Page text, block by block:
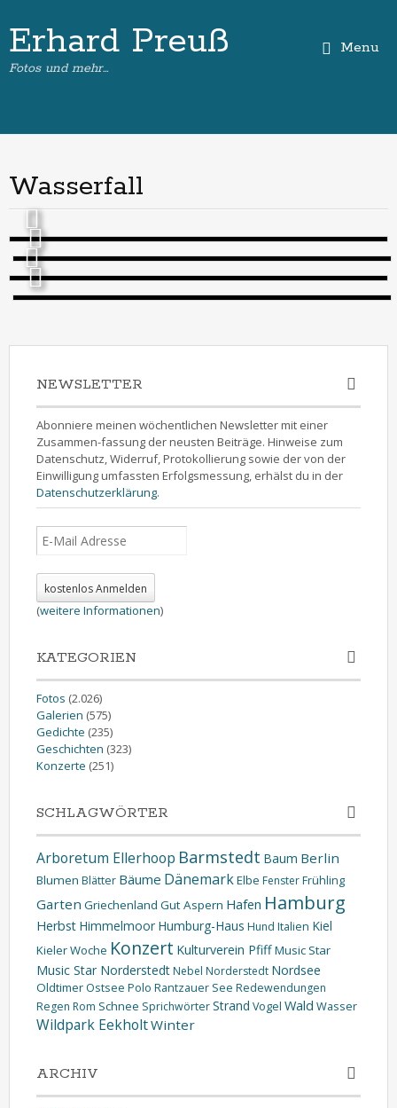
Erhard Preuß
Fotos und mehr…
Menu
Wasserfall
NEWSLETTER
Abonniere meinen wöchentlichen Newsletter mit einer
Zusammen-fassung der neusten Beiträge. Hinweise zum
Datenschutz, Widerruf, Protokollierung sowie der von der
Einwilligung umfassten Erfolgsmessung, erhälst du in der
Datenschutzerklärung.
(weitere Informationen)
KATEGORIEN
Fotos (2.026)
Galerien (575)
Gedichte (235)
Geschichten (323)
Konzerte (251)
SCHLAGWÖRTER
Arboretum Ellerhoop Barmstedt Baum Berlin
Blumen Blätter Bäume DänemarkElbe FensterFrühling
Garten Griechenland Gut Aspern Hafen Hamburg
Herbst Himmelmoor Humburg-Haus Hund Italien Kiel
Kieler Woche Konzert Kulturverein PfiffMusic Star
Music Star Norderstedt Nebel Norderstedt Nordsee
OldtimerOstsee Polo Rantzauer See Redewendungen
Regen Rom Schnee SprichwörterStrand Vogel Wald Wasser
Wildpark EekholtWinter
ARCHIV